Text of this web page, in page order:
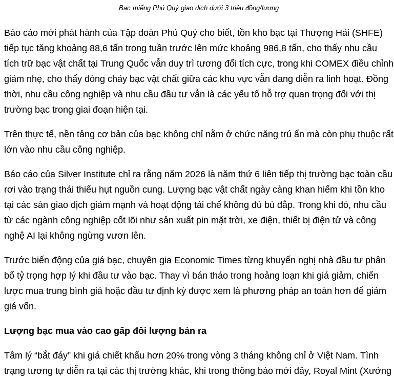
Bạc miếng Phú Quý giao dịch dưới 3 triệu đồng/lượng
Báo cáo mới phát hành của Tập đoàn Phú Quý cho biết, tồn kho bạc tại Thượng Hải (SHFE)
tiếp tục tăng khoảng 88,6 tấn trong tuần trước lên mức khoảng 986,8 tấn, cho thấy nhu cầu
tích trữ bạc vật chất tại Trung Quốc vẫn duy trì tương đối tích cực, trong khi COMEX điều chỉnh
giảm nhẹ, cho thấy dòng chảy bạc vật chất giữa các khu vực vẫn đang diễn ra linh hoạt. Đồng
thời, nhu cầu công nghiệp và nhu cầu đầu tư vẫn là các yếu tố hỗ trợ quan trọng đối với thị
trường bạc trong giai đoạn hiện tại.
Trên thực tế, nền tảng cơ bản của bạc không chỉ nằm ở chức năng trú ẩn mà còn phụ thuộc rất
lớn vào nhu cầu công nghiệp.
Báo cáo của Silver Institute chỉ ra rằng năm 2026 là năm thứ 6 liên tiếp thị trường bạc toàn cầu
rơi vào trạng thái thiếu hụt nguồn cung. Lượng bạc vật chất ngày càng khan hiếm khi tồn kho
tại các sàn giao dịch giảm mạnh và hoạt động tái chế không đủ bù đắp. Trong khi đó, nhu cầu
từ các ngành công nghiệp cốt lõi như sản xuất pin mặt trời, xe điện, thiết bị điện tử và công
nghệ AI lại không ngừng vươn lên.
Trước biến động của giá bạc, chuyên gia Economic Times từng khuyến nghị nhà đầu tư phân
bổ tỷ trọng hợp lý khi đầu tư vào bạc. Thay vì bán tháo trong hoảng loạn khi giá giảm, chiến
lược mua trung bình giá hoặc đầu tư định kỳ được xem là phương pháp an toàn hơn để giảm
giá vốn.
Lượng bạc mua vào cao gấp đôi lượng bán ra
Tâm lý “bắt đáy” khi giá chiết khấu hơn 20% trong vòng 3 tháng không chỉ ở Việt Nam. Tình
trạng tương tự diễn ra tại các thị trường khác, khi trong thông báo mới đây, Royal Mint (Xưởng